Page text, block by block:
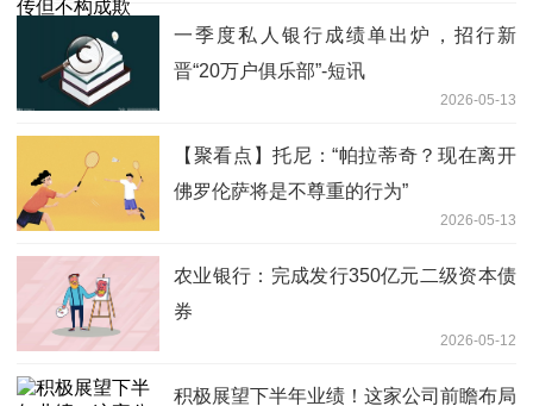
一季度私人银行成绩单出炉，招行新
晋“20万户俱乐部”-短讯
2026-05-13
【聚看点】托尼：“帕拉蒂奇？现在离开
佛罗伦萨将是不尊重的行为”
2026-05-13
农业银行：完成发行350亿元二级资本债
券
2026-05-12
积极展望下半年业绩！这家公司前瞻布局